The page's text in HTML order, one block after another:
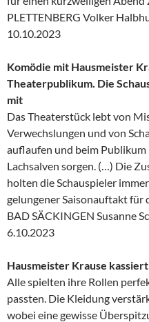
PLETTENBERG Volker
10.10.2023
Komödie mit Hausmeister
Theaterpublikum. Die
mit
Das Theaterstück lebt von
Verwechslungen und von
auflaufen und beim
Lachsalven sorgen. (…) Die
holten die Schauspieler
gelungener Saisonauftakt für
BAD SÄCKINGEN Susanne
6.10.2023
Hausmeister Krause
Alle spielten ihre Rollen
passten. Die Kleidung
wobei eine gewisse